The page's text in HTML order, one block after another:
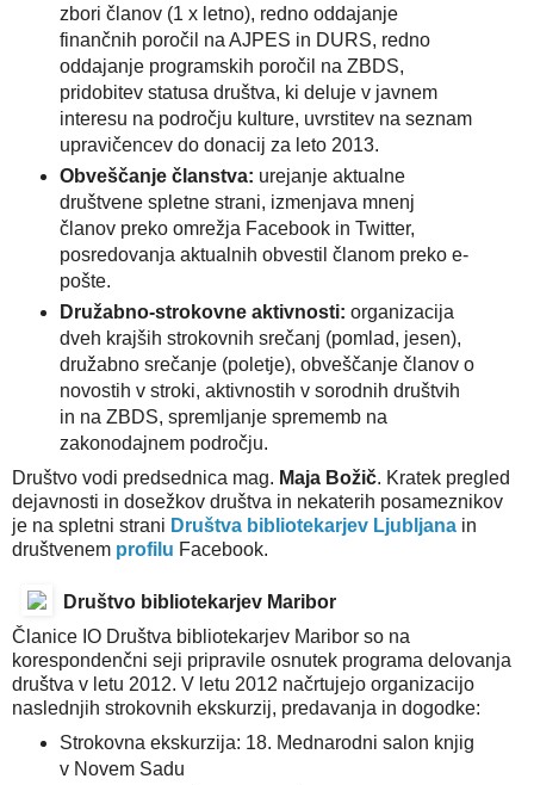
zbori članov (1 x letno), redno oddajanje
finančnih poročil na AJPES in DURS, redno
oddajanje programskih poročil na ZBDS,
pridobitev statusa društva, ki deluje v javnem
interesu na področju kulture, uvrstitev na seznam
upravičencev do donacij za leto 2013.
Obveščanje članstva: urejanje aktualne
društvene spletne strani, izmenjava mnenj
članov preko omrežja Facebook in Twitter,
posredovanja aktualnih obvestil članom preko e-
pošte.
Družabno-strokovne aktivnosti: organizacija
dveh krajših strokovnih srečanj (pomlad, jesen),
družabno srečanje (poletje), obveščanje članov o
novostih v stroki, aktivnostih v sorodnih društvih
in na ZBDS, spremljanje sprememb na
zakonodajnem področju.
Društvo vodi predsednica mag. Maja Božič. Kratek pregled
dejavnosti in dosežkov društva in nekaterih posameznikov
je na spletni strani Društva bibliotekarjev Ljubljana in
društvenem profilu Facebook.
Društvo bibliotekarjev Maribor
Članice IO Društva bibliotekarjev Maribor so na
korespondenčni seji pripravile osnutek programa delovanja
društva v letu 2012. V letu 2012 načrtujejo organizacijo
naslednjih strokovnih ekskurzij, predavanja in dogodke:
Strokovna ekskurzija: 18. Mednarodni salon knjig
v Novem Sadu